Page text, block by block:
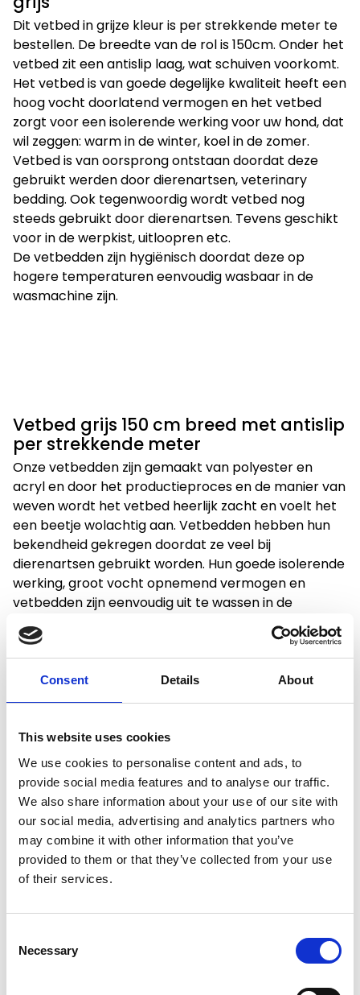
Consent Details About
This website uses cookies
We use cookies to personalise content and ads, to
provide social media features and to analyse our traffic.
We also share information about your use of our site with
our social media, advertising and analytics partners who
may combine it with other information that you’ve
provided to them or that they’ve collected from your use
of their services.
Selection
Necessary
Dit vetbed in grijze kleur is per strekkende meter te
bestellen. De breedte van de rol is 150cm. Onder het
vetbed zit een antislip laag, wat schuiven voorkomt.
Het vetbed is van goede degelijke kwaliteit heeft een
hoog vocht doorlatend vermogen en het vetbed
zorgt voor een isolerende werking voor uw hond, dat
wil zeggen: warm in de winter, koel in de zomer.
Vetbed is van oorsprong ontstaan doordat deze
gebruikt werden door dierenartsen, veterinary
bedding. Ook tegenwoordig wordt vetbed nog
steeds gebruikt door dierenartsen. Tevens geschikt
voor in de werpkist, uitloopren etc.
De vetbedden zijn hygiënisch doordat deze op
hogere temperaturen eenvoudig wasbaar in de
wasmachine zijn.
Vetbed grijs 150 cm breed met antislip
per strekkende meter
Onze vetbedden zijn gemaakt van polyester en
acryl en door het productieproces en de manier van
weven wordt het vetbed heerlijk zacht en voelt het
een beetje wolachtig aan. Vetbedden hebben hun
bekendheid gekregen doordat ze veel bij
dierenartsen gebruikt worden. Hun goede isolerende
werking, groot vocht opnemend vermogen en
vetbedden zijn eenvoudig uit te wassen in de
wasmachine zorgen voor hun grote populariteit.
Eenvoudig met een scherp mes op maat te snijden.
dat het vetbed ook goed blijft liggen op gladde
vloeren e.d.
Verkoop per strekkende meter:
Dit vetbed wordt per strekkende meter verkocht.
De rol is 150 cm breed en als u 1 besteld krijgt u dus
een stuk van 1m x 150 cm.
Maximale lengtes op 1 rol rond de 20 meter besteld
u meer krijgt u meerdere rollen.